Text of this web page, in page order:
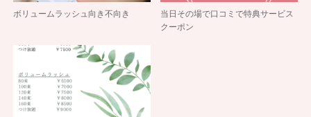
ボリュームラッシュ向き不向き
当日その場で口コミで特典サービス
クーポン